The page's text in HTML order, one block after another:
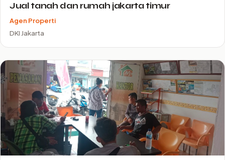
Jual tanah dan rumah jakarta timur
Agen Properti
DKI Jakarta